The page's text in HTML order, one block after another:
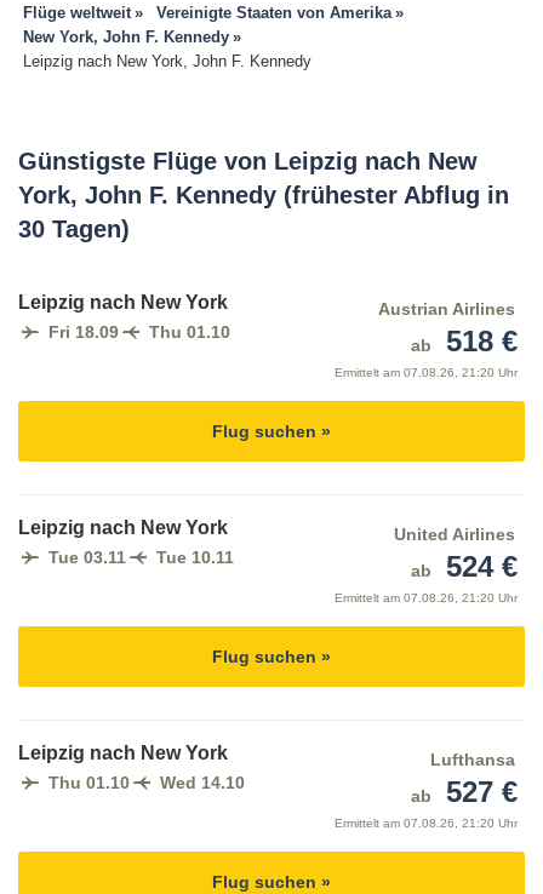
Flüge weltweit
Vereinigte Staaten von Amerika
New York, John F. Kennedy
Leipzig nach New York, John F. Kennedy
Günstigste Flüge von Leipzig nach New
York, John F. Kennedy (frühester Abflug in
30 Tagen)
Leipzig nach New York
Fri 18.09 Thu 01.10
Austrian Airlines
ab
518 €
Ermittelt am 07.08.26, 21:20 Uhr
Flug suchen »
Leipzig nach New York
Tue 03.11 Tue 10.11
United Airlines
ab
524 €
Ermittelt am 07.08.26, 21:20 Uhr
Flug suchen »
Leipzig nach New York
Thu 01.10 Wed 14.10
Lufthansa
ab
527 €
Ermittelt am 07.08.26, 21:20 Uhr
Flug suchen »